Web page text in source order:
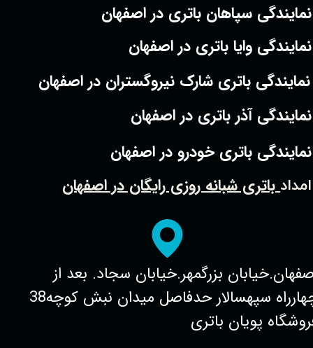
بزرگمهر.خیابان سجاد. بعد از
چهارراه سپهسالار حدفاصل میدان نبش کوچه38
پویان باتری
نمایندگی سپاهان باتری در اصفهان
نمایندگی وایا باتری در اصفهان
نمایندگی آذر باتری در اصفهان
نمایندگی باتری شارک نیروگستران در اصفهان
نمایندگی باتری خودرو در اصفهان
امدادباتری شبانه روزی رایگان در اصفهان